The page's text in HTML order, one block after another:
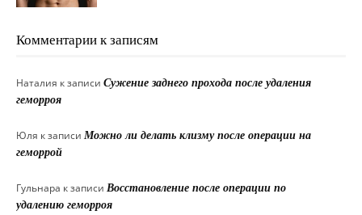
Комментарии к записям
Наталия к записи Сужение заднего прохода после удаления
геморроя
Юля к записи Можно ли делать клизму после операции на
геморрой
Гульнара к записи Восстановление после операции по
удалению геморроя